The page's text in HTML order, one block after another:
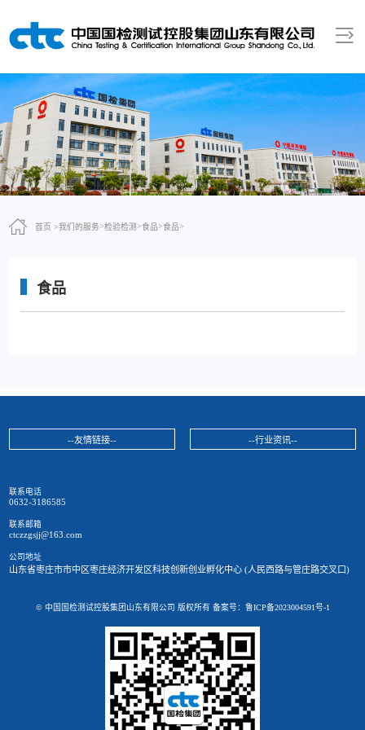
首页 >我们的服务>检验检测>食品>食品>
食品
--友情链接-- --行业资讯--
联系电话
0632-3186585
联系邮箱
ctczzgsjj@163.com
公司地址
山东省枣庄市市中区枣庄经济开发区科技创新创业孵化中心 (人民西路与管庄路交叉口)
© 中国国检测试控股集团山东有限公司 版权所有 备案号： 鲁ICP备2023004591号-1